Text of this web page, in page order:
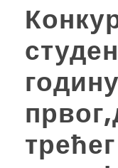
годину